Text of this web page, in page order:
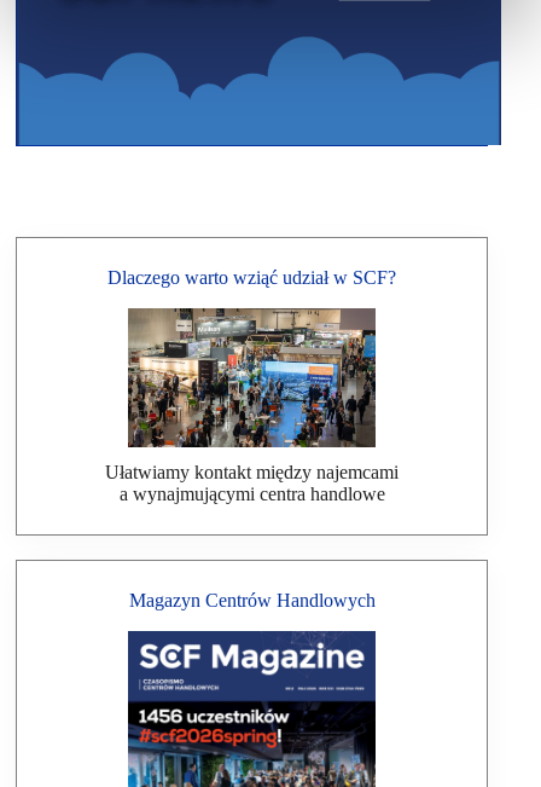
Dlaczego warto wziąć udział w SCF?
Ułatwiamy kontakt między najemcami
a wynajmującymi centra handlowe
Magazyn Centrów Handlowych